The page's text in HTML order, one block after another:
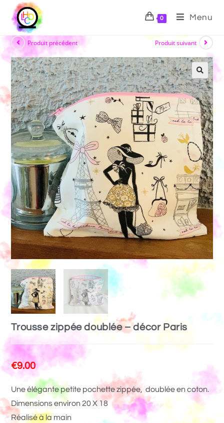
0 Menu
Produit précédent Produit suivant
🔍
Trousse zippée doublée – décor Paris
€9.00
Une élégante petite pochette zippée, doublée en coton.
Dimensions environ 20 X 18
Réalisé à la main